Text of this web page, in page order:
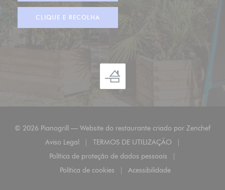
CLIQUE E RECOLHA
© 2026 Pianogrill — Website do restaurante criado por Zenchef
Aviso Legal
((abre numa nova janela))
TERMOS DE UTILIZAÇÃO
((abre numa nova janela))
Política de proteção de dados pessoais
((abre numa nova janela))
Política de cookies
((abre numa nova janela))
Acessibilidade